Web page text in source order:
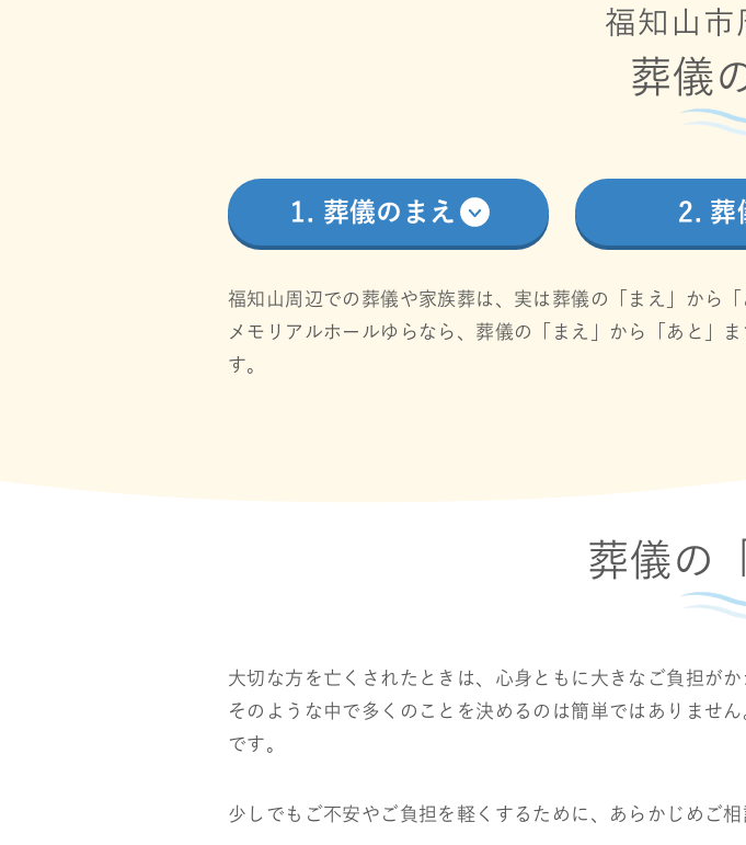
福知山市
葬儀
1. 葬儀のまえ 2. 葬
福知山周辺での葬儀や家族葬は、実は葬儀の「まえ」から
メモリアルホールゆらなら、葬儀の「まえ」から「あと」
す。
葬儀の
大切な方を亡くされたときは、心身ともに大きなご負担がか
そのような中で多くのことを決めるのは簡単ではありませ
です。
少しでもご不安やご負担を軽くするために、あらかじめご